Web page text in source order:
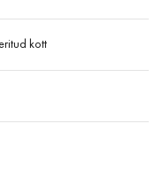
kott